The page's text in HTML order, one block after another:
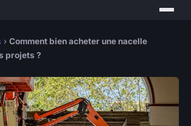
› Comment bien acheter une nacelle
projets ?